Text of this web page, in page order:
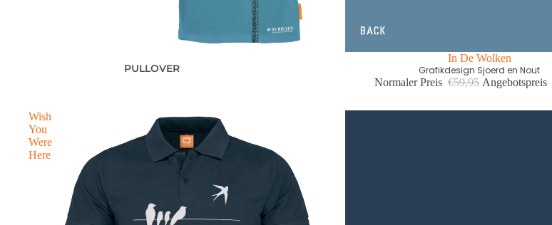
PULLOVER
In De Wolken
Grafikdesign Sjoerd en Nout
Normaler Preis €59,95 Angebotspreis
Wish
You
Were
Here